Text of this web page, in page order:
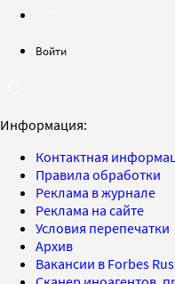
Войти
Информация:
Контактная
Правила обработки
Реклама в журнале
Реклама на сайте
Условия перепечатки
Архив
Вакансии в Forbes